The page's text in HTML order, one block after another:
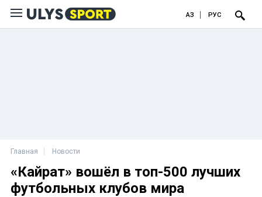
ҚАЗ РУС
Главная Новости
«Кайрат» вошёл в топ-500 лучших
футбольных клубов мира